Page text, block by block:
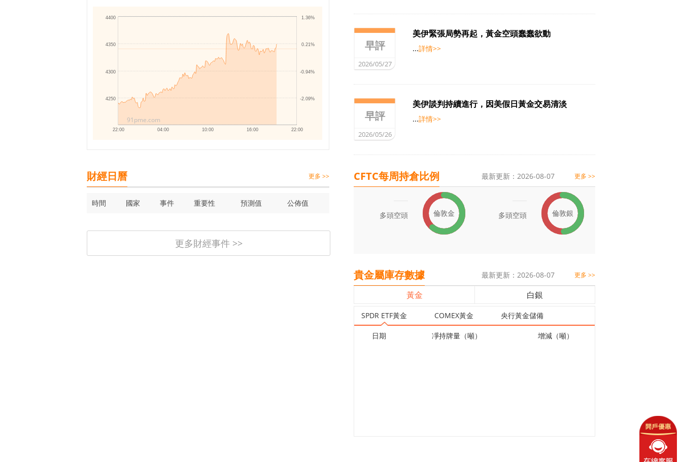
91pme.com
4250
4300
4350
4400
-2.09%
-0.94%
0.21%
1.36%
22:00 04:00 10:00 16:00 22:00
早評
2026/05/27
美伊緊張局勢再起，黃金空頭蠢蠢欲動
...詳情>>
早評
2026/05/26
美伊談判持續進行，因美假日黃金交易清淡
...詳情>>
財經日曆 更多 >>
時間 國家 事件 重要性 預測值 公佈值
更多財經事件 >>
CFTC每周持倉比例 更多 >>
最新更新：2026-08-07
多頭空頭 倫敦金 多頭空頭 倫敦銀
貴金屬庫存數據 更多 >>
最新更新：2026-08-07
黃金 白銀
SPDR ETF黃金 COMEX黃金 央行黃金儲備
日期 凈持牌量（噸） 增減（噸）